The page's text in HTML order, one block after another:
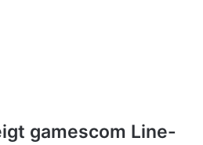
gamescom Line-